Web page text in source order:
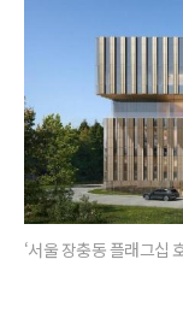
‘서울 장충동 플래그십